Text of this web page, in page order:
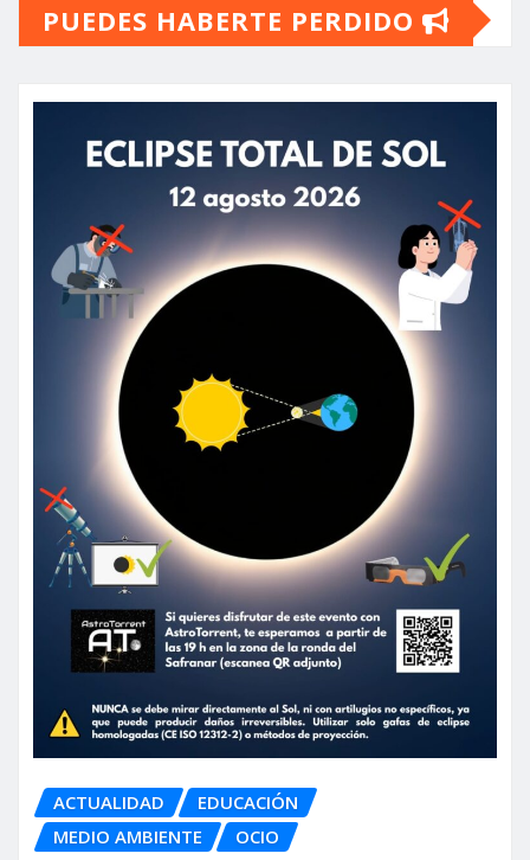
PUEDES HABERTE PERDIDO
ACTUALIDAD
EDUCACIÓN
MEDIO AMBIENTE
OCIO